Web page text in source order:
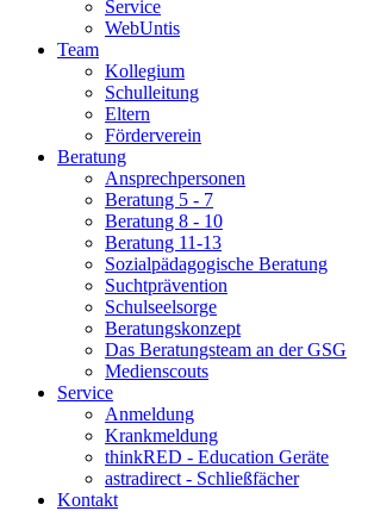
Service
WebUntis
Team
Kollegium
Schulleitung
Eltern
Förderverein
Beratung
Ansprechpersonen
Beratung 5 - 7
Beratung 8 - 10
Beratung 11-13
Sozialpädagogische Beratung
Suchtprävention
Schulseelsorge
Beratungskonzept
Das Beratungsteam an der GSG
Medienscouts
Service
Anmeldung
Krankmeldung
thinkRED - Education Geräte
astradirect - Schließfächer
Kontakt